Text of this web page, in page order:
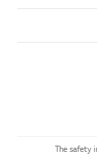
The safety